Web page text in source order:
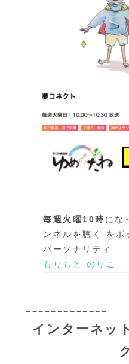
毎週火曜10時 にな
ンネルを聴く をポ
パーソナリティ
もりもと のりこ
=============
インターネッ